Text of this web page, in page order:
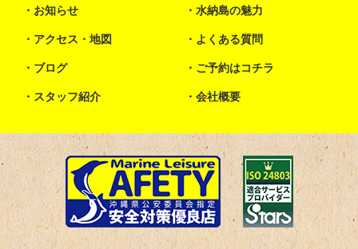
お知らせ 水納島の魅力
アクセス・地図 よくある質問
ブログ ご予約はコチラ
スタッフ紹介 会社概要